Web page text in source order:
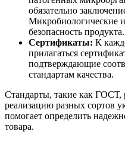
обязательно
Микробиологические
безопасность продукта.
Сертификаты: К
прилагаться
подтверждающие
стандартам качества.
Стандарты, такие как ГОСТ,
реализацию разных сортов
помогает определить
товара.